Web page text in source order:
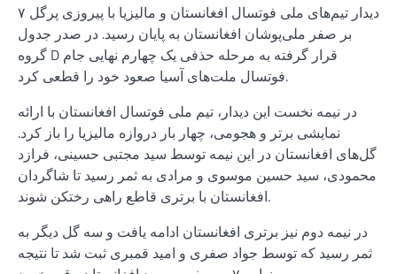
دیدار تیم‌های ملی فوتسال افغانستان و مالیزیا با پیروزی پرگل ۷
بر صفر ملی‌پوشان افغانستان به پایان رسید. در صدر جدول
گروه D قرار گرفته به مرحله حذفی یک چهارم نهایی جام
فوتسال ملت‌های آسیا صعود خود را قطعی کرد.
در نیمه نخست این دیدار، تیم ملی فوتسال افغانستان با ارائه
نمایشی برتر و هجومی، چهار بار دروازه مالیزیا را باز کرد.
گل‌های افغانستان در این نیمه توسط سید مجتبی حسینی، فرازد
محمودی، سید حسین موسوی و مرادی به ثمر رسید تا شاگردان
افغانستان با برتری قاطع راهی رختکن شوند.
در نیمه دوم نیز برتری افغانستان ادامه یافت و سه گل دیگر به
ثمر رسید که توسط جواد صفری و امید قمبری ثبت شد تا نتیجه